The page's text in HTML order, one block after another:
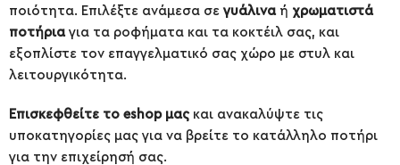
ποιότητα. Επιλέξτε ανάμεσα σε γυάλιναή χρωματιστά
ποτήριαγια τα ροφήματα και τα κοκτέιλ σας, και
εξοπλίστε τον επαγγελματικό σας χώρο με στυλ και
λειτουργικότητα.
Επισκεφθείτε το eshop μαςκαι ανακαλύψτε τις
υποκατηγορίες μας για να βρείτε το κατάλληλο ποτήρι
για την επιχείρησή σας.